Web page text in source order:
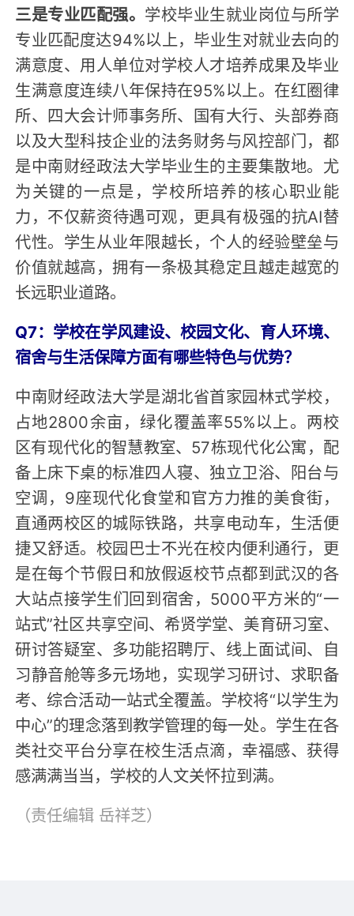
三是专业匹配强。 学校毕业生就业岗位与所学
专业匹配度达94%以上，毕业生对就业去向的
满意度、用人单位对学校人才培养成果及毕业
生满意度连续八年保持在95%以上。在红圈律
所、四大会计师事务所、国有大行、头部券商
以及大型科技企业的法务财务与风控部门，都
是中南财经政法大学毕业生的主要集散地。尤
为关键的一点是，学校所培养的核心职业能
力，不仅薪资待遇可观，更具有极强的抗AI替
代性。学生从业年限越长，个人的经验壁垒与
价值就越高，拥有一条极其稳定且越走越宽的
长远职业道路。
Q7：学校在学风建设、校园文化、育人环境、
宿舍与生活保障方面有哪些特色与优势？
中南财经政法大学是湖北省首家园林式学校，
占地2800余亩，绿化覆盖率55%以上。两校
区有现代化的智慧教室、57栋现代化公寓，配
备上床下桌的标准四人寝、独立卫浴、阳台与
空调，9座现代化食堂和官方力推的美食街，
直通两校区的城际铁路，共享电动车，生活便
捷又舒适。校园巴士不光在校内便利通行，更
是在每个节假日和放假返校节点都到武汉的各
大站点接学生们回到宿舍，5000平方米的“一
站式”社区共享空间、希贤学堂、美育研习室、
研讨答疑室、多功能招聘厅、线上面试间、自
习静音舱等多元场地，实现学习研讨、求职备
考、综合活动一站式全覆盖。学校将“以学生为
中心”的理念落到教学管理的每一处。学生在各
类社交平台分享在校生活点滴，幸福感、获得
感满满当当，学校的人文关怀拉到满。
（责任编辑 岳祥芝）